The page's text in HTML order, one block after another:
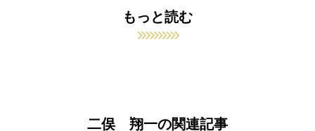
もっと読む
二俣 翔一の関連記事